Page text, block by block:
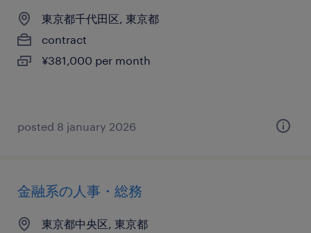
東京都千代田区, 東京都
contract
¥381,000 per month
posted 8 january 2026
金融系の人事・総務
東京都中央区, 東京都